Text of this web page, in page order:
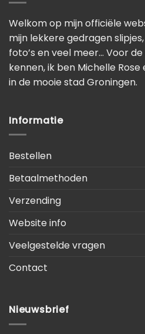
Welkom op mijn officiële
mijn lekkere gedragen
foto’s en veel meer… Voor
kennen, ik ben Michelle
in de mooie stad Groningen.
Informatie
Bestellen
Betaalmethoden
Verzending
Website info
Veelgestelde vragen
Contact
Nieuwsbrief